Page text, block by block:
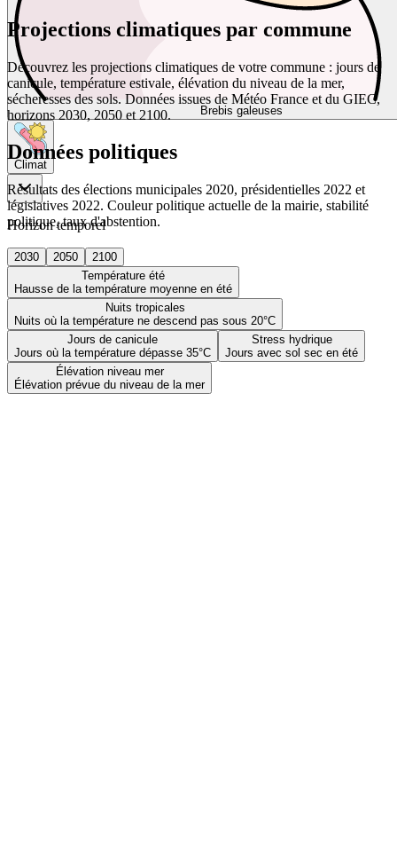
Brebis galeuses
Climat
Horizon temporel
2030 2050
2100
Température été
Hausse de la température moyenne en été
Nuits tropicales
Nuits où la température ne descend pas sous 20°C
Jours de canicule
Jours où la température dépasse 35°C
Stress hydrique
Jours avec sol sec en été
Élévation niveau mer
Élévation prévue du niveau de la mer
Projections climatiques par commune
Découvrez les projections climatiques de votre commune : jours de
canicule, température estivale, élévation du niveau de la mer,
sécheresses des sols. Données issues de Météo France et du GIEC,
horizons 2030, 2050 et 2100.
Données politiques
Résultats des élections municipales 2020, présidentielles 2022 et
législatives 2022. Couleur politique actuelle de la mairie, stabilité
politique, taux d'abstention.